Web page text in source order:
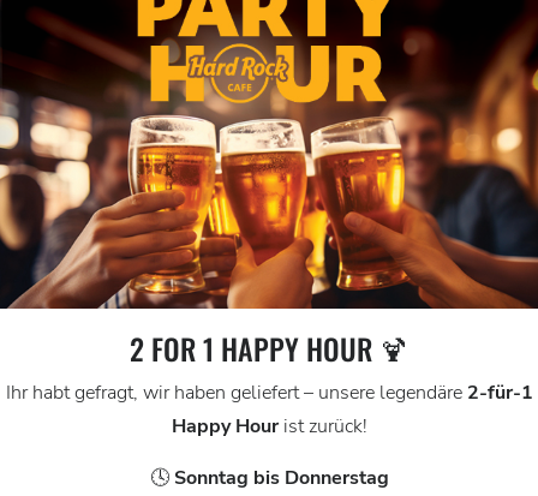
2 FOR 1 HAPPY HOUR 🍹
Ihr habt gefragt, wir haben geliefert – unsere legendäre 2-für-1
Happy Hourist zurück!
🕓 Sonntag bis Donnerstag